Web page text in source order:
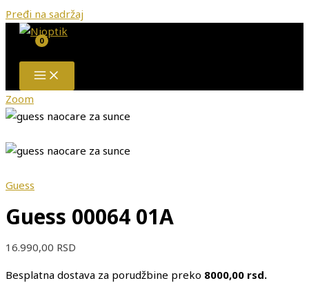
Pređi na sadržaj
Zoom
Guess
Guess 00064 01A
16.990,00 RSD
Besplatna dostava za porudžbine preko 8000,00 rsd.